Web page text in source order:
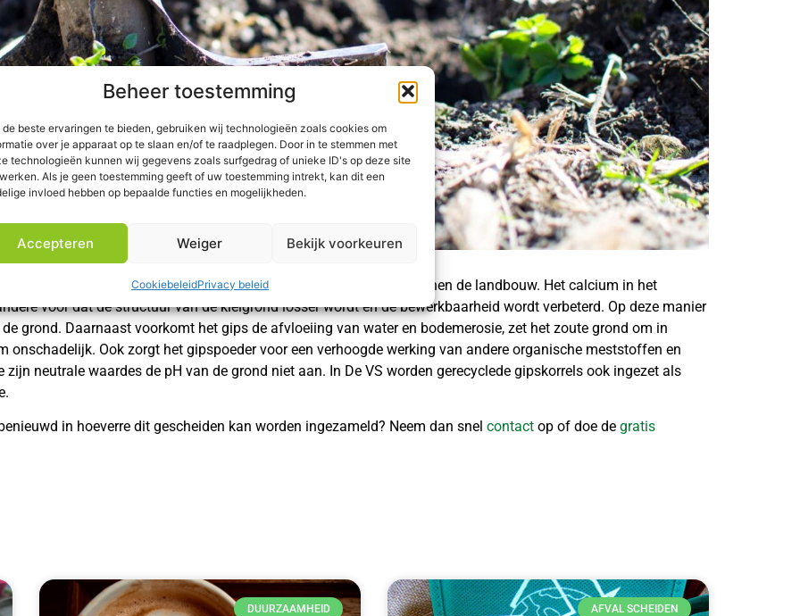
Beheer toestemming
de beste ervaringen te bieden, gebruiken wij technologieën zoals cookies om
over je apparaat op te slaan en/of te raadplegen. Door in te stemmen met
technologieën kunnen wij gegevens zoals surfgedrag of unieke ID's op deze site
Als je geen toestemming geeft of uw toestemming intrekt, kan dit een
invloed hebben op bepaalde functies en mogelijkheden.
Accepteren Weiger Bekijk voorkeuren
CookiebeleidPrivacy beleid
worden ingezet, waaronder als meststof en bodemverbeteraar binnen de landbouw. Het calcium in het
voor dat de structuur van de kleigrond losser wordt en de bewerkbaarheid wordt verbeterd. Op deze manier
grond. Daarnaast voorkomt het gips de afvloeiing van water en bodemerosie, zet het zoute grond om in
onschadelijk. Ook zorgt het gipspoeder voor een verhoogde werking van andere organische meststoffen en
neutrale waardes de pH van de grond niet aan. In De VS worden gerecyclede gipskorrels ook ingezet als
in hoeverre dit gescheiden kan worden ingezameld? Neem dan snel contact op of doe de gratis
DUURZAAMHEID AFVAL SCHEIDEN